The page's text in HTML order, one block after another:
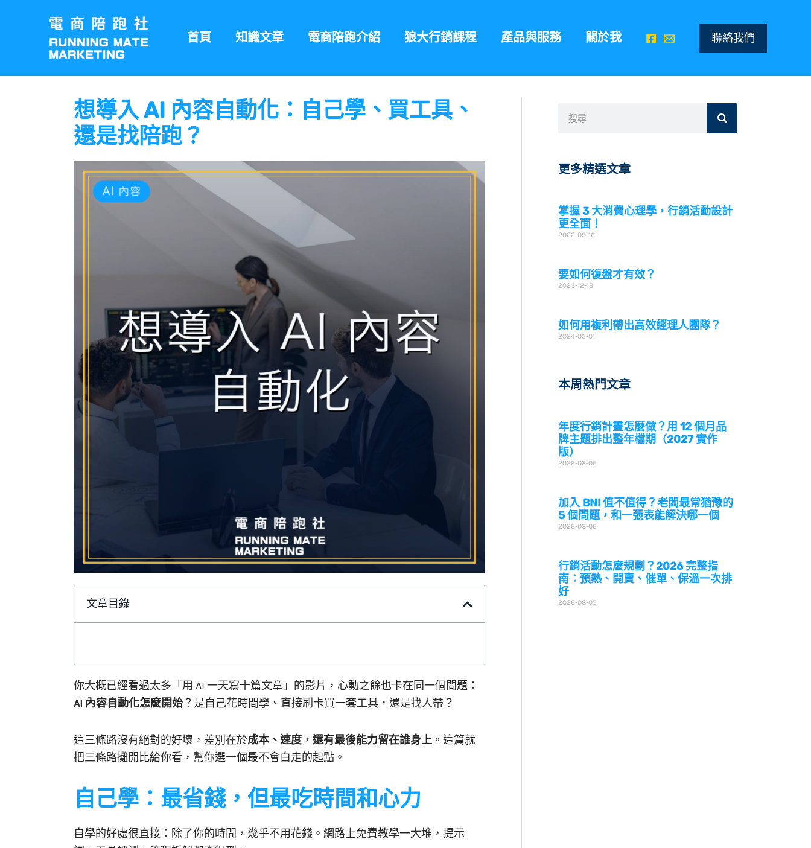
內
首頁 知識文章 電商陪跑介紹 狼大行銷課程 產品與服務 關於我 聯絡我們
想導入 AI 內容自動化：自己學、買工具、
還是找陪跑？
文章目錄
你大概已經看過太多「用 AI 一天寫十篇文章」的影片，心動之餘也卡在同一個問題：
AI 內容自動化怎麼開始？是自己花時間學、直接刷卡買一套工具，還是找人帶？
這三條路沒有絕對的好壞，差別在於成本、速度，還有最後能力留在誰身上 。這篇就
把三條路攤開比給你看，幫你選一個最不會白走的起點。
自己學：最省錢，但最吃時間和心力
自學的好處很直接：除了你的時間，幾乎不用花錢。網路上免費教學一大堆，提示
搜
更多精選文章
掌握 3 大消費心理學，行銷活動設計
更全面！
2022-09-16
要如何復盤才有效？
2023-12-18
如何用複利帶出高效經理人團隊？
2024-05-01
本周熱門文章
年度行銷計畫怎麼做？用 12 個月品
牌主題排出整年檔期（2027 實作
版）
2026-08-06
加入 BNI 值不值得？老闆最常猶豫的
5 個問題，和一張表能解決哪一個
2026-08-06
行銷活動怎麼規劃？2026 完整指
南：預熱、開賣、催單、保溫一次排
好
2026-08-05